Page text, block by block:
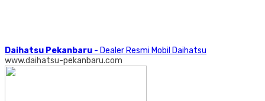
Daihatsu Pekanbaru - Dealer Resmi Mobil Daihatsu
www.daihatsu-pekanbaru.com